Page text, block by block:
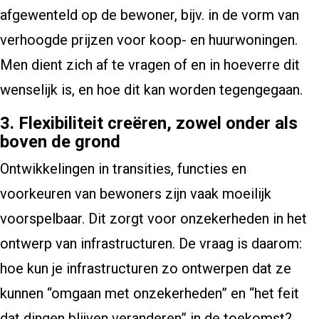
afgewenteld op de bewoner, bijv. in de vorm van
verhoogde prijzen voor koop- en huurwoningen.
Men dient zich af te vragen of en in hoeverre dit
wenselijk is, en hoe dit kan worden tegengegaan.
3. Flexibiliteit creëren, zowel onder als
boven de grond
Ontwikkelingen in transities, functies en
voorkeuren van bewoners zijn vaak moeilijk
voorspelbaar. Dit zorgt voor onzekerheden in het
ontwerp van infrastructuren. De vraag is daarom:
hoe kun je infrastructuren zo ontwerpen dat ze
kunnen “omgaan met onzekerheden” en “het feit